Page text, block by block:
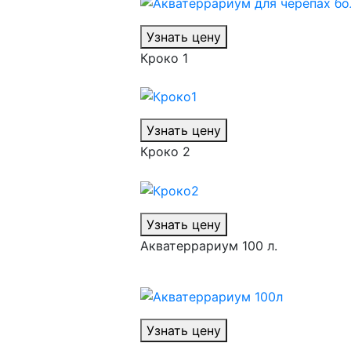
Узнать цену
Кроко 1
Узнать цену
Кроко 2
Узнать цену
Акватеррариум 100 л.
Узнать цену